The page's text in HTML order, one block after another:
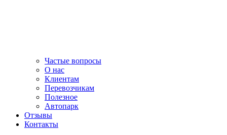
Частые вопросы
О нас
Клиентам
Перевозчикам
Полезное
Автопарк
Отзывы
Контакты